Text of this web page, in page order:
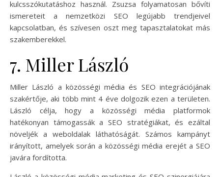
kulcsszókutatáshoz használ. Zsuzsa folyamatosan bővíti
ismereteit a nemzetközi SEO legújabb trendjeivel
kapcsolatban, és szívesen oszt meg tapasztalatokat más
szakemberekkel.
7. Miller László
Miller László a közösségi média és SEO integrációjának
szakértője, aki több mint 4 éve dolgozik ezen a területen.
László célja, hogy a közösségi média platformok
hatékonyan támogassák a SEO stratégiákat, és ezáltal
növeljék a weboldalak láthatóságát. Számos kampányt
irányított, amelyek során a közösségi média erejét a SEO
javára fordította.